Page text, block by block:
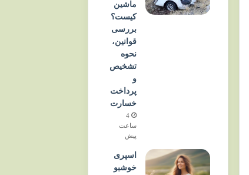
ماشین
کیست؟
بررسی
قوانین،
نحوه
تشخیص
و
پرداخت
خسارت
4
ساعت
پیش
اسپری
خوشبو